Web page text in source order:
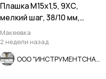
Плашка М15х1,5, 9ХС,
мелкий шаг, 38/10 мм,
ГОСТ 7740-71
Макеевка
2 недели назад